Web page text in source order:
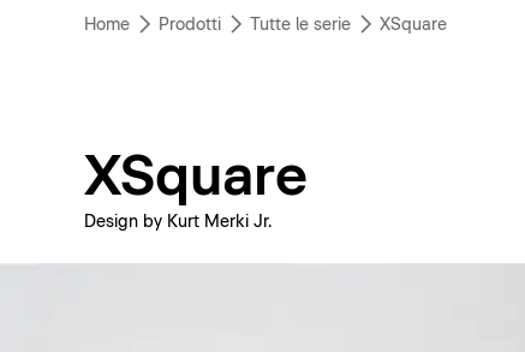
Home Prodotti Tutte le serie XSquare
XSquare
Design by Kurt Merki Jr.